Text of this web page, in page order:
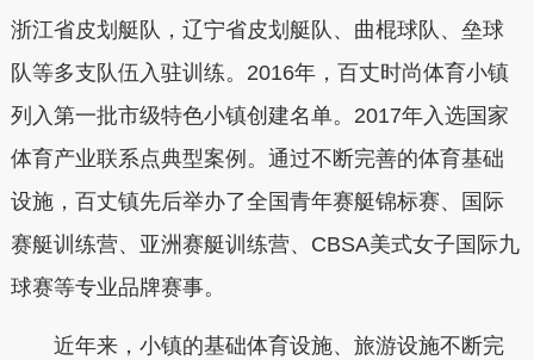
浙江省皮划艇队，辽宁省皮划艇队、曲棍球队、垒球
队等多支队伍入驻训练。2016年，百丈时尚体育小镇
列入第一批市级特色小镇创建名单。2017年入选国家
体育产业联系点典型案例。通过不断完善的体育基础
设施，百丈镇先后举办了全国青年赛艇锦标赛、国际
赛艇训练营、亚洲赛艇训练营、CBSA美式女子国际九
球赛等专业品牌赛事。
近年来，小镇的基础体育设施、旅游设施不断完